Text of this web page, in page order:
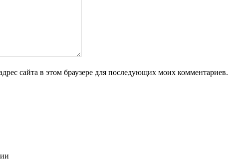
сайта в этом браузере для последующих моих комментариев.